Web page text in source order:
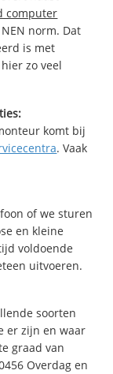
computer
norm. Dat
is met
zo veel
komt bij
. Vaak
of we sturen
en kleine
voldoende
uitvoeren.
soorten
er zijn en waar
graad van
Overdag en